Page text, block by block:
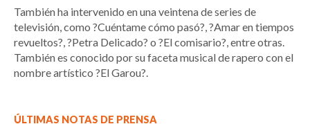
También ha intervenido en una veintena de series de
televisión, como ?Cuéntame cómo pasó?, ?Amar en tiempos
revueltos?, ?Petra Delicado? o ?El comisario?, entre otras.
También es conocido por su faceta musical de rapero con el
nombre artístico ?El Garou?.
ÚLTIMAS NOTAS DE PRENSA